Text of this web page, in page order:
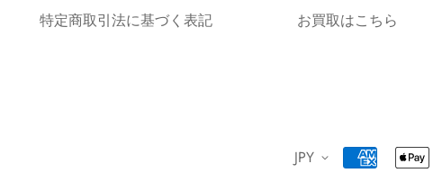
特定商取引法に基づく表記 お買取はこちら
JPY